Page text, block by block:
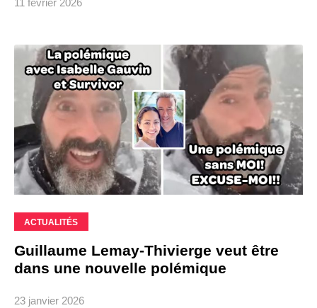
11 février 2026
ACTUALITÉS
Guillaume Lemay-Thivierge veut être
dans une nouvelle polémique
23 janvier 2026